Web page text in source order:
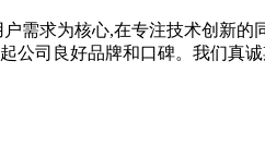
需求为核心,在专注技术创新
公司良好品牌和口碑。我们真